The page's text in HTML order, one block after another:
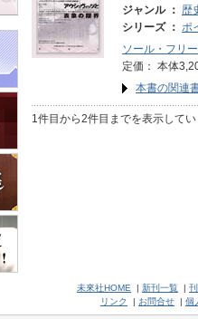
ジャンル ： 歴
シリーズ ： ポ
ソール・フリ
定価： 本体
本書の関連
1件目から2件目までを表示して
未來社HOME | 新刊一覧 |
リンク
| お問合せ | 個